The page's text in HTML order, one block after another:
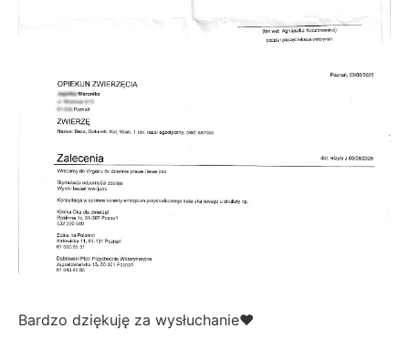
Bardzo dziękuję za wysłuchanie♥